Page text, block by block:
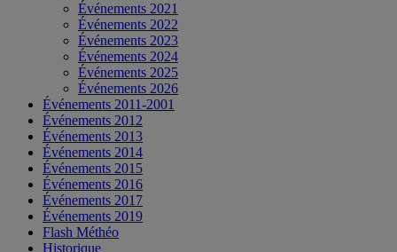
Événements 2021
Événements 2022
Événements 2023
Événements 2024
Événements 2025
Événements 2026
Événements 2011-2001
Événements 2012
Événements 2013
Événements 2014
Événements 2015
Événements 2016
Événements 2017
Événements 2019
Flash Méthéo
Historique